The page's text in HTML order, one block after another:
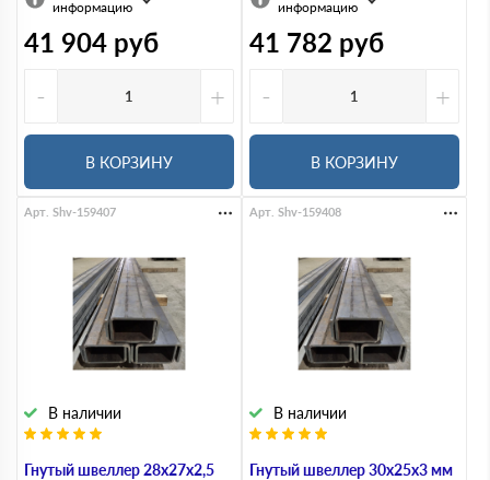
Швеллер
горячекатаный
информацию
41 904 руб
-
+
В КОРЗИНУ
информацию
41 782 руб
-
+
В КОРЗИНУ
Гнутый швеллер 28х27х2,5
В наличии
Арт. Shv-159407
Гнутый швеллер 30х25х3 мм
В наличии
Арт. Shv-159408